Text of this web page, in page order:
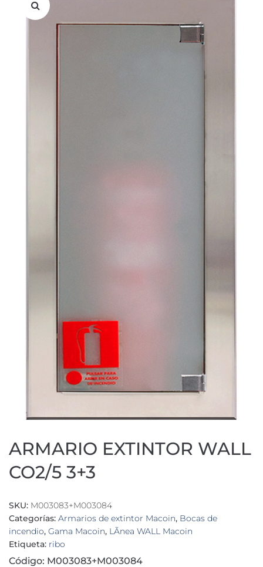
ARMARIO EXTINTOR WALL
CO2/5 3+3
SKU: M003083+M003084
Categorías: Armarios de extintor Macoin, Bocas de
incendio, Gama Macoin, LÃ­nea WALL Macoin
Etiqueta: ribo
Código: M003083+M003084